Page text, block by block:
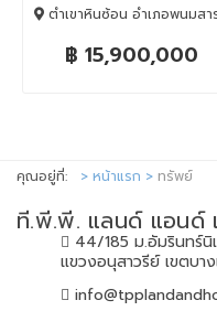
ตำเขาหินซ้อน อำเภอพนมสารคาม, พนมสารคาม, Chachoengsao,
฿ 15,900,000
คุณอยู่ที่: หน้าแรก ทรัพย์
ที.พี.พี. แลนด์ แอนด์
44/185 ม.อัมรินทร์นิ
แขวงอนุสาวรีย์ เขตบา